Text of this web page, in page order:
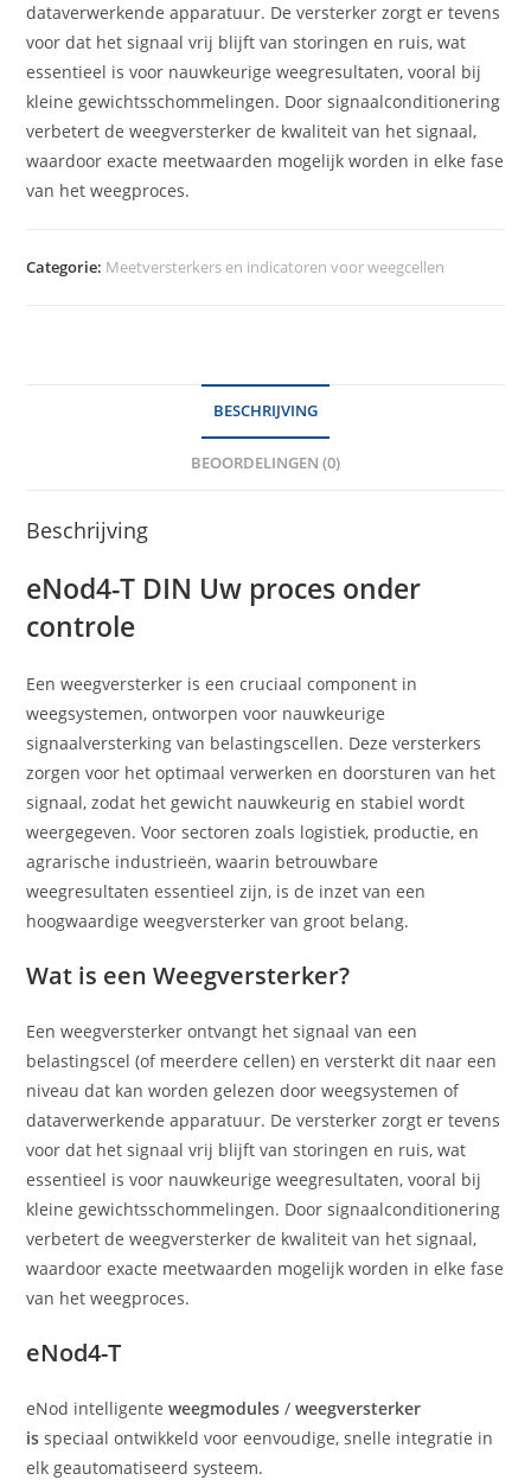
dataverwerkende apparatuur. De versterker zorgt er tevens
voor dat het signaal vrij blijft van storingen en ruis, wat
essentieel is voor nauwkeurige weegresultaten, vooral bij
kleine gewichtsschommelingen. Door signaalconditionering
verbetert de weegversterker de kwaliteit van het signaal,
waardoor exacte meetwaarden mogelijk worden in elke fase
van het weegproces.
Categorie: Meetversterkers en indicatoren voor weegcellen
BESCHRIJVING
BEOORDELINGEN (0)
Beschrijving
eNod4-T DIN Uw proces onder
controle
Een weegversterker is een cruciaal component in
weegsystemen, ontworpen voor nauwkeurige
signaalversterking van belastingscellen. Deze versterkers
zorgen voor het optimaal verwerken en doorsturen van het
signaal, zodat het gewicht nauwkeurig en stabiel wordt
weergegeven. Voor sectoren zoals logistiek, productie, en
agrarische industrieën, waarin betrouwbare
weegresultaten essentieel zijn, is de inzet van een
hoogwaardige weegversterker van groot belang.
Wat is een Weegversterker?
Een weegversterker ontvangt het signaal van een
belastingscel (of meerdere cellen) en versterkt dit naar een
niveau dat kan worden gelezen door weegsystemen of
dataverwerkende apparatuur. De versterker zorgt er tevens
voor dat het signaal vrij blijft van storingen en ruis, wat
essentieel is voor nauwkeurige weegresultaten, vooral bij
kleine gewichtsschommelingen. Door signaalconditionering
verbetert de weegversterker de kwaliteit van het signaal,
waardoor exacte meetwaarden mogelijk worden in elke fase
van het weegproces.
eNod4-T
eNod intelligenteweegmodules /weegversterker
is speciaal ontwikkeld voor eenvoudige, snelle integratie in
elk geautomatiseerd systeem.